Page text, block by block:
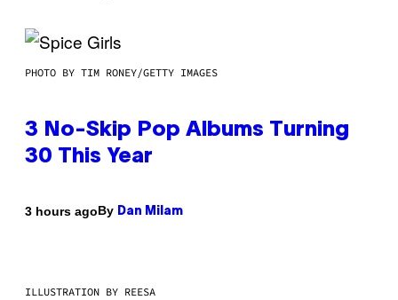
PHOTO BY TIM RONEY/GETTY IMAGES
3 No-Skip Pop Albums Turning
30 This Year
3 hours agoBy Dan Milam
ILLUSTRATION BY REESA